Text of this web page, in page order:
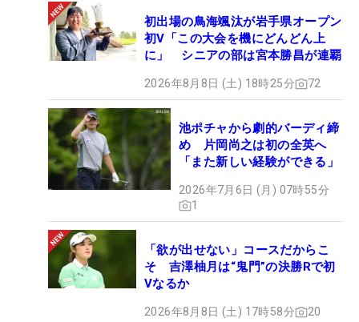
初出場の鳥海颯汰が岩手県オープン
初V「この大会を機にどんどん上
に」 シニアの部は宮本勝昌が連覇
2026年8月8日 (土) 18時25分 72
池ポチャから劇的バーディ締
め 片岡尚之は初の全英へ
「また新しい経験ができる」
2026年7月6日 (月) 07時55分
1
「欲が出せない」コースだからこ
そ 吉澤柚月は“鬼門”の決勝Rで初
Vなるか
2026年8月8日 (土) 17時58分 20